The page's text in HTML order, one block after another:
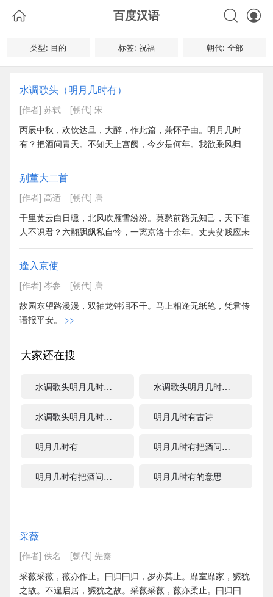
 百度汉语 

类型: 目的 标签: 祝福 朝代: 全部
水调歌头（明月几时有）
[作者] 苏轼
[朝代] 宋
丙辰中秋，欢饮达旦，大醉，作此篇，兼怀子由。明月几时
有？把酒问青天。不知天上宫阙，今夕是何年。我欲乘风归
去，又恐琼楼玉宇，高处不胜寒。起舞弄清影，何似在人间。
转朱阁，低绮户，照无眠。不应有恨，何事长向别时圆？人有
悲欢离合，月有阴晴圆缺，此事古难全。但愿人长久，千里共
婵娟。>>
别董大二首
[作者] 高适
[朝代] 唐
千里黄云白日曛，北风吹雁雪纷纷。莫愁前路无知己，天下谁
人不识君？六翮飘飖私自怜，一离京洛十余年。丈夫贫贱应未
足，今日相逢无酒钱。>>
逢入京使
[作者] 岑参
[朝代] 唐
故园东望路漫漫，双袖龙钟泪不干。马上相逢无纸笔，凭君传
语报平安。
>>
大家还在搜
水调歌头明月几时有朗诵 水调歌头明月几时有赏析
水调歌头明月几时有个 明月几时有古诗
明月几时有 明月几时有把酒问青天的全诗是
明月几时有把酒问青天 明月几时有的意思
采薇
[作者] 佚名
[朝代] 先秦
采薇采薇，薇亦作止。曰归曰归，岁亦莫止。靡室靡家，玁狁
之故。不遑启居，玁狁之故。采薇采薇，薇亦柔止。曰归曰